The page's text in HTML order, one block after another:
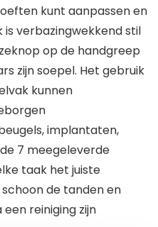
kunt aanpassen en
verbazingwekkend stil
op de handgreep
zijn soepel. Het gebruik
kunnen
implantaten,
7 meegeleverde
taak het juiste
de tanden en
reiniging zijn